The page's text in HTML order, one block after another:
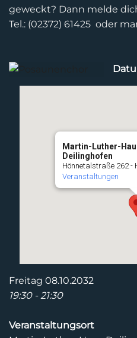
geweckt? Dann melde
Tel.: (02372) 61425 oder
Martin-Luther-
Deilinghofen
Hönnetalstraße 262 -
Veranstaltungen
Freitag 08.10.2032
19:30 - 21:30
Veranstaltungsort